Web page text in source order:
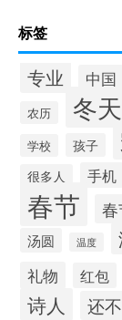
标签
专业 中国
农历 冬天
学校 孩子
很多人 手机
春节
汤圆 温度
礼物 红包
诗人 还不